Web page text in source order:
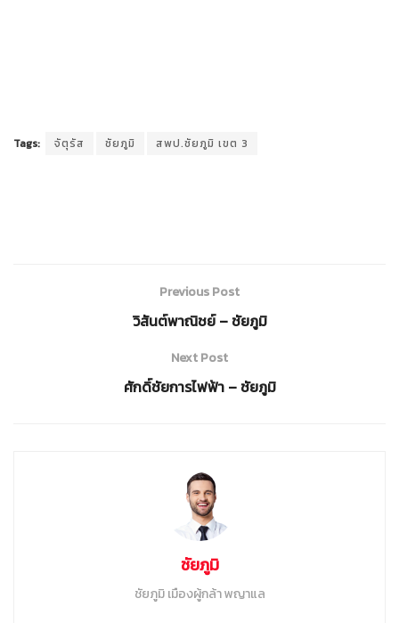
Tags: จัตุรัส ชัยภูมิ สพป.ชัยภูมิ เขต 3
Previous Post
วิสันต์พาณิชย์ – ชัยภูมิ
Next Post
ศักดิ์ชัยการไฟฟ้า – ชัยภูมิ
ชัยภูมิ
ชัยภูมิ เมืองผู้กล้า พญาแล